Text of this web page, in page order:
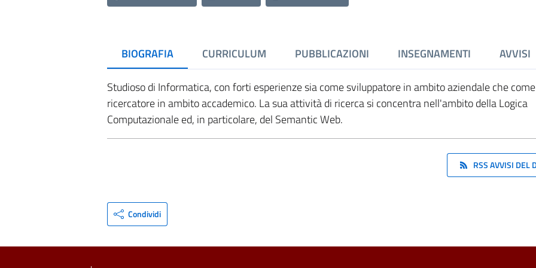
BIOGRAFIA CURRICULUM PUBBLICAZIONI INSEGNAMENTI AVVISI
Studioso di Informatica, con forti esperienze sia come sviluppatore in ambito aziendale che come
ricercatore in ambito accademico. La sua attività di ricerca si concentra nell'ambito della Logica
Computazionale ed, in particolare, del Semantic Web.
RSS AVVISI DEL
Condividi